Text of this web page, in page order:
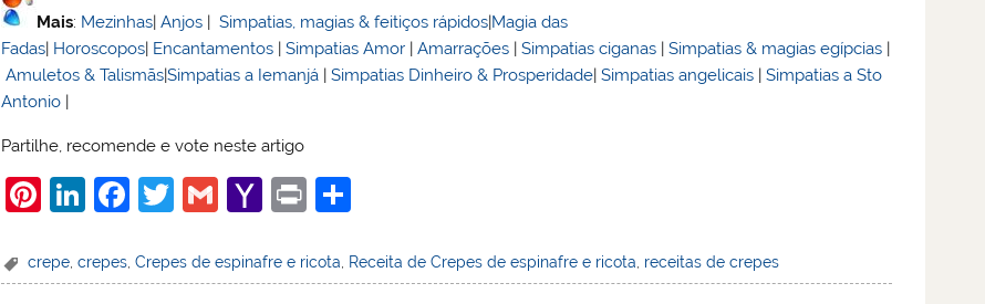
Mais: Mezinhas |Anjos |Simpatias, magias & feitiços rápidos Magia das
Fadas Horoscopos Encantamentos |Simpatias Amor |Amarrações |Simpatias ciganas |Simpatias & magias egípcias
Amuletos & Talismãs|Simpatias a Iemanjá |Simpatias Dinheiro & Prosperidade |Simpatias angelicais |Simpatias a Sto
Antonio
Partilhe, recomende e vote neste artigo
Pi
er
Li
k
F
c
T
itt
G
ai
Y
h
Pr
t
ar
crepe ,crepes ,Crepes de espinafre e ricota Receita de Crepes de espinafre e ricota receitas de crepes